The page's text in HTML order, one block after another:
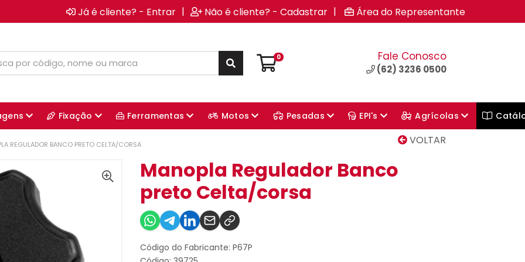
Já é cliente? - Entrar | Não é cliente? - Cadastrar | Área do Representante
0 Fale Conosco
(62) 3236 0500
Fixação Ferramentas Motos Pesadas EPI's Agrícolas
VOLTAR
REGULADOR BANCO PRETO CELTA/CORSA
Manopla Regulador Banco
preto Celta/corsa
Código do Fabricante: P67P